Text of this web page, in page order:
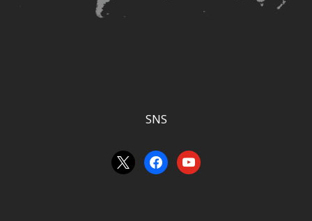
SNS
x facebook
youtube